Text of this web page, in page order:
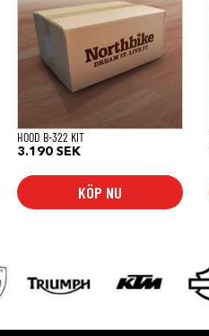
HOOD B-322 KIT
3.190SEK
KÖP NU